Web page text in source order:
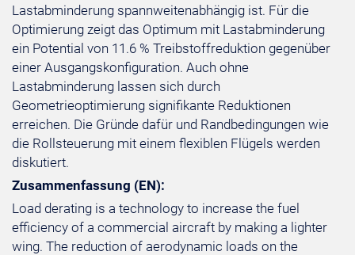
Lastabminderung spannweitenabhängig ist. Für die
Optimierung zeigt das Optimum mit Lastabminderung
ein Potential von 11.6 % Treibstoffreduktion gegenüber
einer Ausgangskonfiguration. Auch ohne
Lastabminderung lassen sich durch
Geometrieoptimierung signifikante Reduktionen
erreichen. Die Gründe dafür und Randbedingungen wie
die Rollsteuerung mit einem flexiblen Flügels werden
diskutiert.
Zusammenfassung (EN):
Load derating is a technology to increase the fuel
efficiency of a commercial aircraft by making a lighter
wing. The reduction of aerodynamic loads on the